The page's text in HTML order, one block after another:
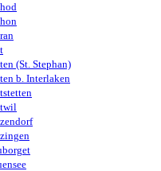
(St. Stephan)
b. Interlaken